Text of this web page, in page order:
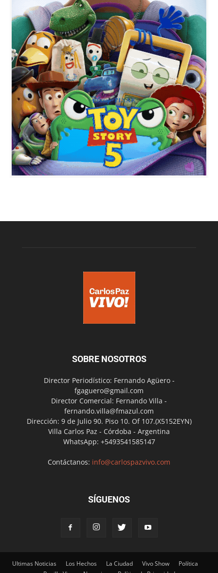
SOBRE NOSOTROS
Director Periodístico: Fernando Agüero -
fgaguero@gmail.com
Director Comercial: Fernando Villa -
fernando.villa@fmazul.com
Dirección: 9 de Julio 90. Piso 10. Of 107.(X5152EYN)
Villa Carlos Paz - Córdoba - Argentina
WhatsApp: +5493541585147
Contáctanos: info@carlospazvivo.com
SÍGUENOS
Ultimas Noticias Los Hechos La Ciudad Vivo Show
Política